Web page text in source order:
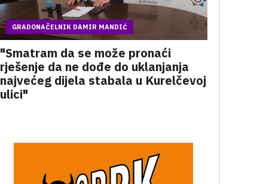
GRADONAČELNIK DAMIR MANDIĆ
"Smatram da se može pronaći
rješenje da ne dođe do uklanjanja
najvećeg dijela stabala u Kurelčevoj
ulici"